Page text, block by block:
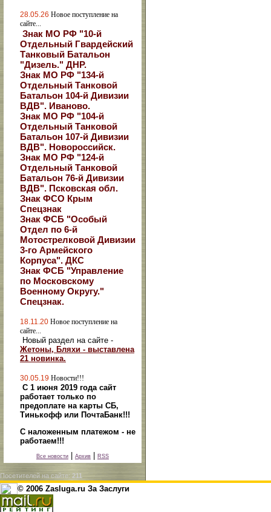
28.05.26 Новое поступление на
сайте...
Знак МО РФ "10-й
Отдельный Гвардейский
Танковый Батальон
"Дизель." ДНР.
Знак МО РФ "134-й
Отдельный Танковой
Батальон 104-й Дивизии
ВДВ". Иваново.
Знак МО РФ "104-й
Отдельный Танковой
Батальон 107-й Дивизии
ВДВ". Новороссийск.
Знак МО РФ "124-й
Отдельный Танковой
Батальон 76-й Дивизии
ВДВ". Псковская обл.
Знак ФСО Крым
Спецзнак
Знак ФСБ "Особый
Отдел по 6-й
Мотострелковой Дивизии
3-го Армейского
Корпуса". ДКС
Знак ФСБ "Управление
по Московскому
Военному Округу."
Спецзнак.
18.11.20 Новое поступление на
сайте...
Новый раздел на сайте -
Жетоны, Бляхи - выставлена
21 новинка.
30.05.19 Новости!!!
С 1 июня 2019 года сайт
работает только по
предоплате на карты СБ,
Тинькофф или ПочтаБанк!!!
С наложенным платежом - не
работаем!!!
Все новости Архив RSS
Посетителей на сайте: 211
© 2006 Zasluga.ru За Заслуги